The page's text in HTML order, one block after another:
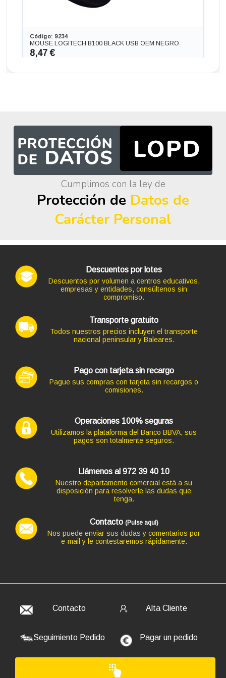
Portátil DELL 5400 con pantalla 16:9 de 14.0 pulgadas,
procesador INTEL CORE I5-8365 4.10 GHZ (8ª
+16,94€ más caro
Portátil DELL 5400 con pantalla 16:9 de 14.0 pulgadas,
procesador INTEL CORE I7-8665 4.80 GHZ (8ª
Generación), memoria DDR4, Salidas gráficas: HDMI
pulgadas, Táctil, procesador CORE I5-1035G4 3.7 GHZ (10ª
Generación), memoria DDR4, Salidas gráficas:
+49,61€ más caro
Código: 9234
MOUSE LOGITECH B100 BLACK USB OEM NEGRO
8,47 €
MOUSE LOGITECH M185 AZUL INALAB NANO
14,52 €
AÑADIR
Código: 10038
MOUSE LOGITECH M185 NEGRO INALAB NANO
AÑADIR
Cumplimos con la ley de
Protección de Datos de
Carácter Personal
Descuentos por lotes
Descuentos por volumen a centros educativos,
empresas y entidades, consúltenos sin
compromiso.
Transporte gratuito
Todos nuestros precios incluyen el transporte
nacional peninsular y Baleares.
Pago con tarjeta sin recargo
Pague sus compras con tarjeta sin recargos o
comisiones.
Operaciones 100% seguras
Utilizamos la plataforma del Banco BBVA, sus
pagos son totalmente seguros.
Llámenos al 972 39 40 10
Nuestro departamento comercial está a su
disposición para resolverle las dudas que
tenga.
Contacto (Pulse aquí)
Nos puede enviar sus dudas y comentarios por
e-mail y le contestaremos rápidamente.
Contacto Alta Cliente
Seguimiento Pedido Pagar un pedido